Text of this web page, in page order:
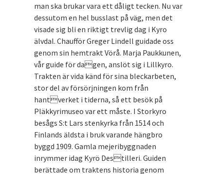
man ska brukar vara ett dåligt tecken. Nu var
dessutom en hel busslast på väg, men det
visade sig bli en riktigt trevlig dag i Kyro
älvdal. Chaufför Greger Lindell guidade oss
genom sin hemtrakt Vörå. Marja Paukkunen,
vår guide för dagen, anslöt sig i Lillkyro.
Trakten är vida känd för sina bleckarbeten,
stor del av försörjningen kom från
hantverket i tiderna, så ett besök på
Pläkkyrimuseo var ett måste. I Storkyro
besågs S:t Lars stenkyrka från 1514 och
Finlands äldsta i bruk varande hängbro
byggd 1909. Gamla mejeribyggnaden
inrymmer idag Kyrö Destilleri. Guiden
berättade om traktens historia genom